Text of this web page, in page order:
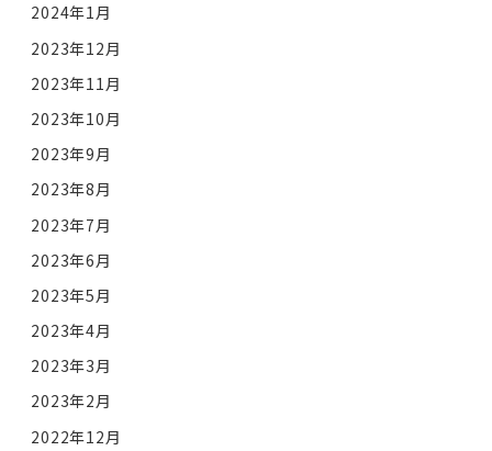
2024年1月
2023年12月
2023年11月
2023年10月
2023年9月
2023年8月
2023年7月
2023年6月
2023年5月
2023年4月
2023年3月
2023年2月
2022年12月